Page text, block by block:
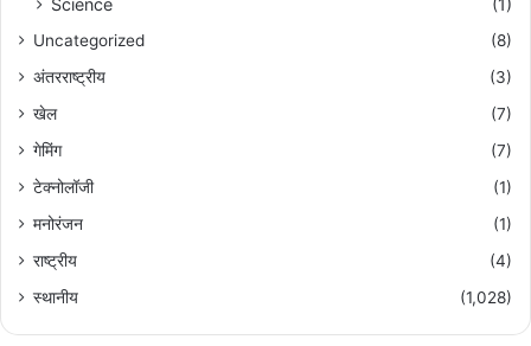
Science (1)
Uncategorized
(8)
अंतरराष्ट्रीय
(3)
खेल
(7)
गेमिंग
(7)
टेक्नोलॉजी
(1)
मनोरंजन
(1)
राष्ट्रीय
(4)
स्थानीय
(1,028)